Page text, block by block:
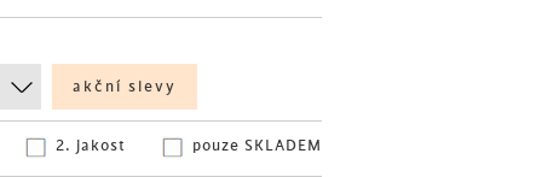
akční slevy
pouze SKLADEM
2. jakost